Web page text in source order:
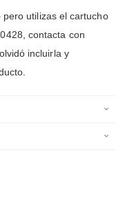
utilizas el cartucho
contacta con
incluirla y